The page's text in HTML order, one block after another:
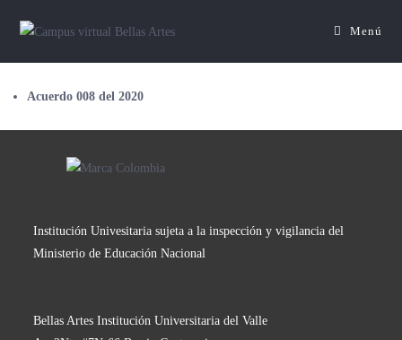
Menú
Acuerdo 008 del 2020
Institución Univesitaria sujeta a la inspección y vigilancia del
Ministerio de Educación Nacional
Bellas Artes Institución Universitaria del Valle